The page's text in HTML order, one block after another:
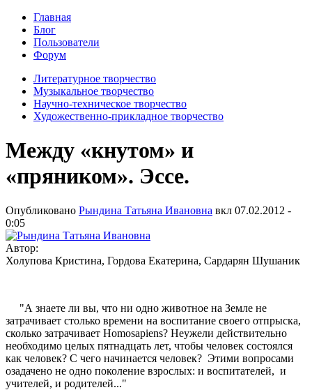
Главная
Блог
Пользователи
Форум
Литературное творчество
Музыкальное творчество
Научно-техническое творчество
Художественно-прикладное творчество
Между «кнутом» и
«пряником». Эссе.
Опубликовано Рындина Татьяна Ивановна вкл 07.02.2012 -
0:05
Автор:
Холупова Кристина, Гордова Екатерина, Сардарян Шушаник
"А знаете ли вы, что ни одно животное на Земле не
затрачивает столько времени на воспитание своего отпрыска,
сколько затрачивает Homosapiens? Неужели действительно
необходимо целых пятнадцать лет, чтобы человек состоялся
как человек? С чего начинается человек? Этими вопросами
озадачено не одно поколение взрослых: и воспитателей, и
учителей, и родителей..."